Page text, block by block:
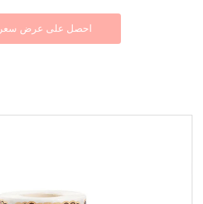
احصل على عرض سعر